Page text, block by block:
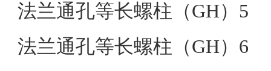
法兰通孔等长螺柱（GH）5
法兰通孔等长螺柱（GH）6